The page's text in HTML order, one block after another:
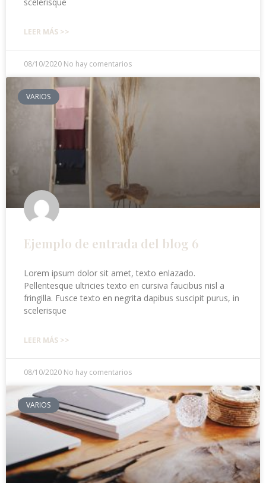
LEER MÁS >>
08/10/2020 No hay comentarios
VARIOS
Ejemplo de entrada del blog 6
Lorem ipsum dolor sit amet, texto enlazado.
Pellentesque ultricies texto en cursiva faucibus nisl a
fringilla. Fusce texto en negrita dapibus suscipit purus, in
scelerisque
LEER MÁS >>
08/10/2020 No hay comentarios
VARIOS